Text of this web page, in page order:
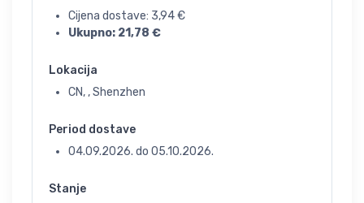
Cijena dostave: 3,94€
Ukupno: 21,78 €
Lokacija
CN, , Shenzhen
Period dostave
04.09.2026. do 05.10.2026.
Stanje